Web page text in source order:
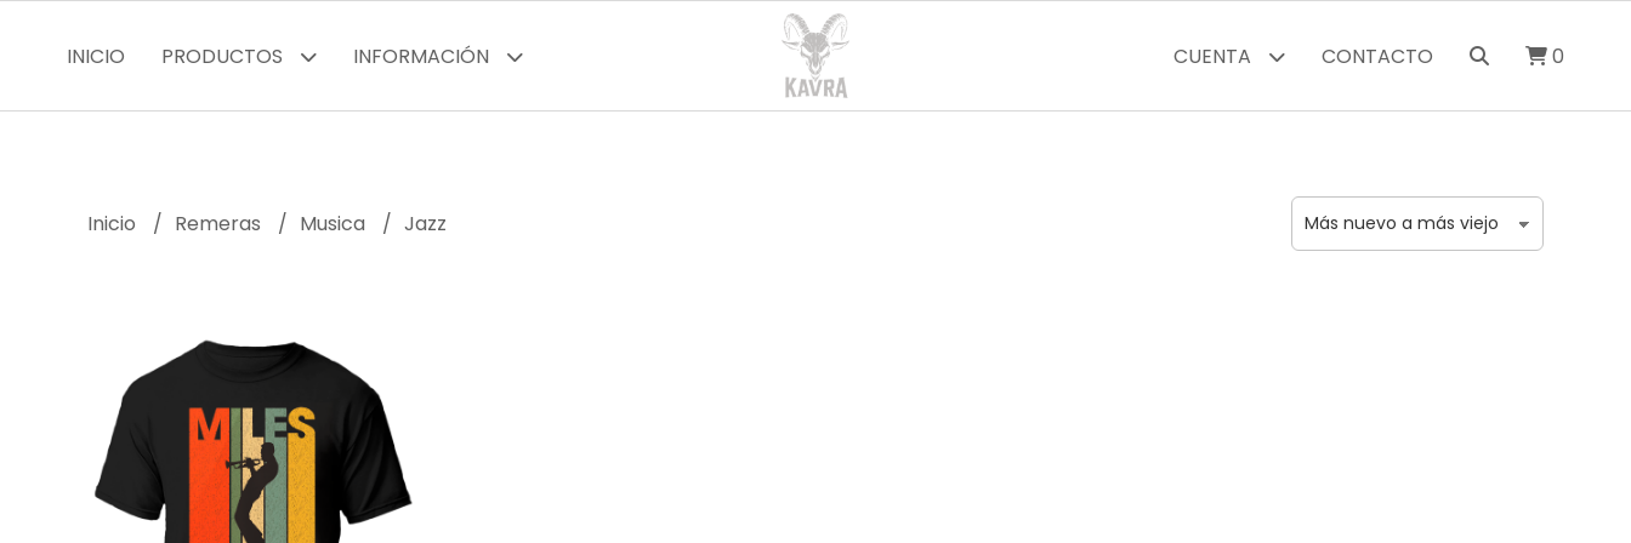
INICIO PRODUCTOS INFORMACIÓN CUENTA CONTACTO 0
Inicio Remeras Musica Jazz